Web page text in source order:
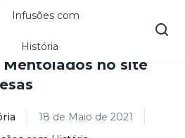
no site
18 de Maio de 2021